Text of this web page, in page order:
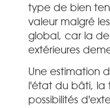
type de bien
valeur malgré
global, car la
extérieures
Une estimation
l'état du bâti, la
possibilités